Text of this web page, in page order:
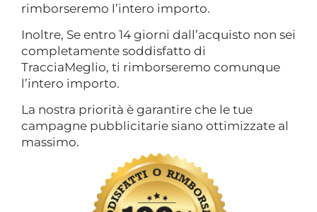
rimborseremo l’intero importo.
Inoltre, Se entro 14 giorni dall’acquisto non sei
completamente soddisfatto di
TracciaMeglio, ti rimborseremo comunque
l’intero importo.
La nostra priorità è garantire che le tue
campagne pubblicitarie siano ottimizzate al
massimo.